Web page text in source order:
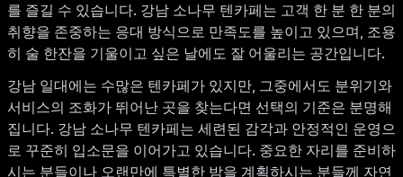
를 즐길 수 있습니다. 강남 소나무 텐카페는 고객 한 분 한 분의
취향을 존중하는 응대 방식으로 만족도를 높이고 있으며, 조용
히 술 한잔을 기울이고 싶은 날에도 잘 어울리는 공간입니다.
강남 일대에는 수많은 텐카페가 있지만, 그중에서도 분위기와
서비스의 조화가 뛰어난 곳을 찾는다면 선택의 기준은 분명해
집니다. 강남 소나무 텐카페는 세련된 감각과 안정적인 운영으
로 꾸준히 입소문을 이어가고 있습니다. 중요한 자리를 준비하
시는 분들이나 오랜만에 특별한 밤을 계획하시는 분들께 자연